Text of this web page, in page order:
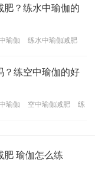
？练水中瑜伽的
瑜伽
练水中瑜伽减肥
？练空中瑜伽的好
瑜伽 空中瑜伽减肥
练
肥 瑜伽怎么练